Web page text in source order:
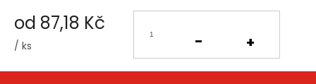
od 87,18 Kč
/ ks
cena: